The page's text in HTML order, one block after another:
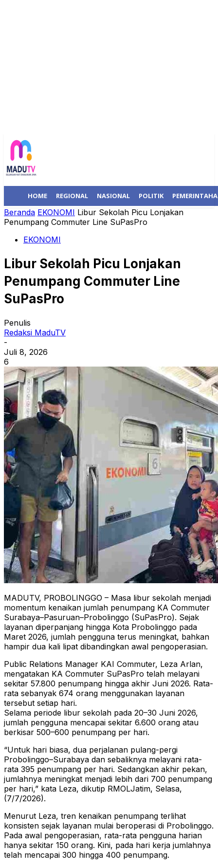
HOME REGIONAL NASIONAL POLITIK
Beranda EKONOMI Libur Sekolah Picu Lonjakan
Penumpang Commuter Line SuPasPro
EKONOMI
Libur Sekolah Picu Lonjakan
Penumpang Commuter Line
SuPasPro
Penulis
Redaksi MaduTV
-
Juli 8, 2026
6
MADUTV, PROBOLINGGO – Masa libur sekolah menjadi
momentum kenaikan jumlah penumpang KA Commuter
Surabaya–Pasuruan–Probolinggo (SuPasPro). Sejak
layanan diperpanjang hingga Kota Probolinggo pada
Maret 2026, jumlah pengguna terus meningkat, bahkan
hampir dua kali lipat dibandingkan awal pengoperasian.
Public Relations Manager KAI Commuter, Leza Arlan,
mengatakan KA Commuter SuPasPro telah melayani
sekitar 57.800 penumpang hingga akhir Juni 2026. Rata-
rata sebanyak 674 orang menggunakan layanan
tersebut setiap hari.
Selama periode libur sekolah pada 20–30 Juni 2026,
jumlah pengguna mencapai sekitar 6.600 orang atau
berkisar 500–600 penumpang per hari.
“Untuk hari biasa, dua perjalanan pulang-pergi
Probolinggo–Surabaya dan sebaliknya melayani rata-
rata 395 penumpang per hari. Sedangkan akhir pekan,
jumlahnya meningkat menjadi lebih dari 700 penumpang
per hari,” kata Leza, dikutip RMOLJatim, Selasa,
(7/7/2026).
Menurut Leza, tren kenaikan penumpang terlihat
konsisten sejak layanan mulai beroperasi di Probolinggo.
Pada awal pengoperasian, rata-rata pengguna harian
hanya sekitar 150 orang. Kini, pada hari kerja jumlahnya
telah mencapai 300 hingga 400 penumpang.